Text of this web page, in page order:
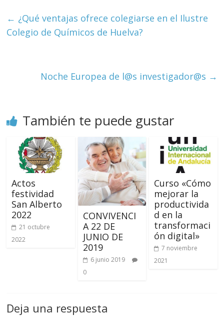
← ¿Qué ventajas ofrece colegiarse en el Ilustre
Colegio de Químicos de Huelva?
Noche Europea de l@s investigador@s →
También te puede gustar
Actos
festividad
San Alberto
2022
21 octubre
2022
CONVIVENCI
A 22 DE
JUNIO DE
2019
6 junio 2019
0
Curso «Cómo
mejorar la
productivida
d en la
transformaci
ón digital»
7 noviembre
2021
Deja una respuesta